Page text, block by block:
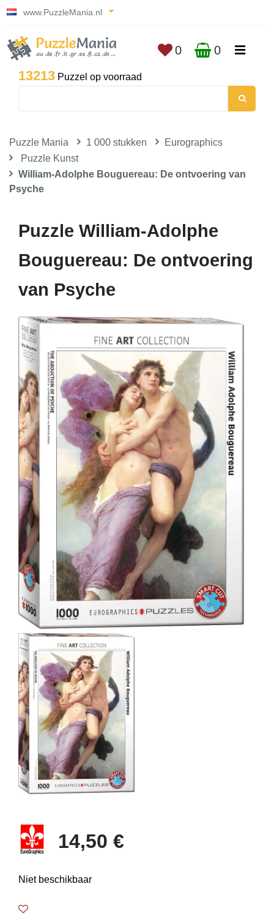
www.PuzzleMania.nl
13213 Puzzel op voorraad
0 0
Puzzle Mania 1 000 stukken
Eurographics
Puzzle Kunst
William-Adolphe Bouguereau: De ontvoering van
Psyche
Puzzle William-Adolphe
Bouguereau: De ontvoering
van Psyche
14,50 €
Niet beschikbaar